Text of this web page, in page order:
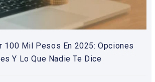
100 Mil Pesos En 2025: Opciones
Y Lo Que Nadie Te Dice